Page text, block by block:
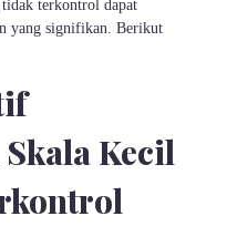
terkontrol dapat
yang signifikan. Berikut
Kecil